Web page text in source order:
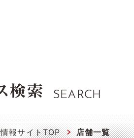
SEARCH
報サイトTOP 店舗一覧